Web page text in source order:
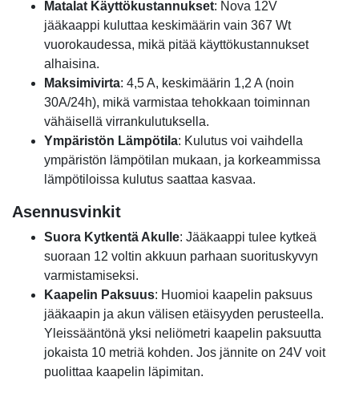
Matalat Käyttökustannukset: Nova 12V
jääkaappi kuluttaa keskimäärin vain 367 Wt
vuorokaudessa, mikä pitää käyttökustannukset
alhaisina.
Maksimivirta: 4,5 A, keskimäärin 1,2 A (noin
30A/24h), mikä varmistaa tehokkaan toiminnan
vähäisellä virrankulutuksella.
Ympäristön Lämpötila: Kulutus voi vaihdella
ympäristön lämpötilan mukaan, ja korkeammissa
lämpötiloissa kulutus saattaa kasvaa.
Asennusvinkit
Suora Kytkentä Akulle: Jääkaappi tulee kytkeä
suoraan 12 voltin akkuun parhaan suorituskyvyn
varmistamiseksi.
Kaapelin Paksuus: Huomioi kaapelin paksuus
jääkaapin ja akun välisen etäisyyden perusteella.
Yleissääntönä yksi neliömetri kaapelin paksuutta
jokaista 10 metriä kohden. Jos jännite on 24V voit
puolittaa kaapelin läpimitan.